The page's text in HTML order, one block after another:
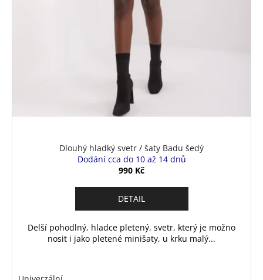
Dlouhý hladký svetr / šaty Badu šedý
Dodání cca do 10 až 14 dnů
990 Kč
DETAIL
Delší pohodlný, hladce pletený, svetr, který je možno
nosit i jako pletené minišaty, u krku malý...